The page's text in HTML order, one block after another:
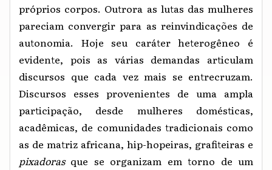
próprios corpos. Outrora as lutas das mulheres
pareciam convergir para as reinvindicações de
autonomia. Hoje seu caráter heterogêneo é
evidente, pois as várias demandas articulam
discursos que cada vez mais se entrecruzam.
Discursos esses provenientes de uma ampla
participação, desde mulheres domésticas,
acadêmicas, de comunidades tradicionais como
as de matriz africana, hip-hopeiras, grafiteiras e
pixadorasque se organizam em torno de um